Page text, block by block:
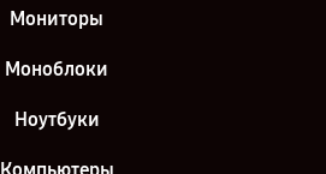
Мониторы
Моноблоки
Ноутбуки